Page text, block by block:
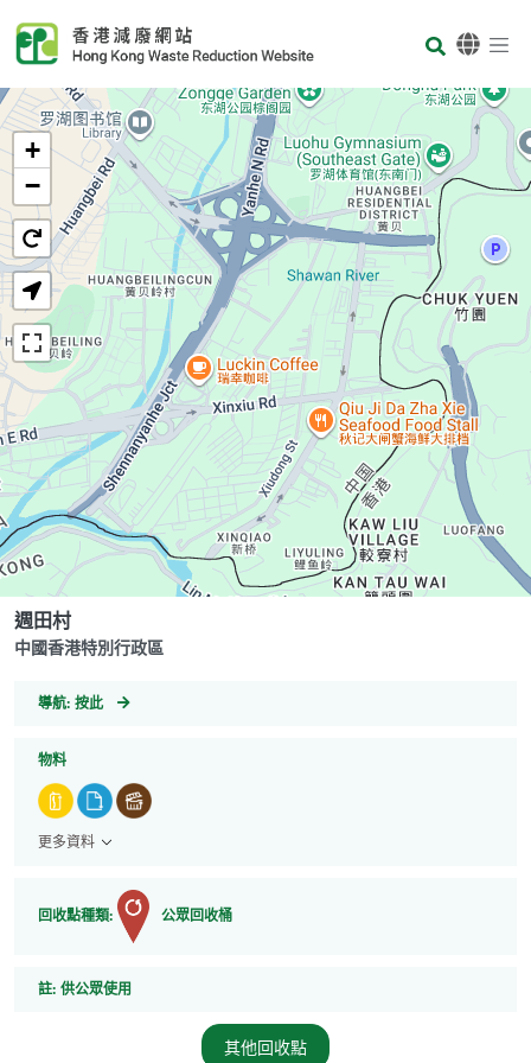
Body
首頁
+
−
中國香港特別行政區
週田村
導航: GeoCoordinates
按此
物料
更多資料
回收點種類: 公眾回收桶
註: 註
供公眾使用
其他回收點